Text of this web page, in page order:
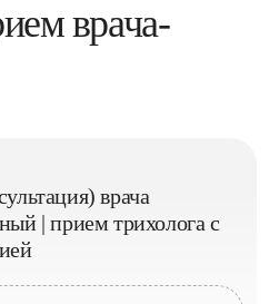
врача-
врача
| прием трихолога с